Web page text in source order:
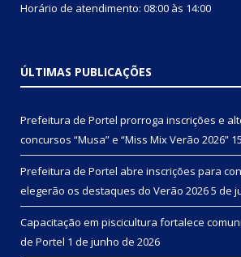
Horário de atendimento: 08:00 às 14:00
ÚLTIMAS PUBLICAÇÕES
Prefeitura de Portel prorroga inscrições e
concursos “Musa” e “Miss Mix Verão 2026”
Prefeitura de Portel abre inscrições para
elegerão os destaques do Verão 20265 de
Capacitação em piscicultura fortalece
de Portel 1 de junho de 2026